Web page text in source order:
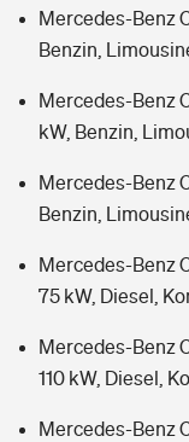
Mercedes-Benz
Benzin,
Mercedes-Benz
kW, Benzin,
Mercedes-Benz
Benzin,
Mercedes-Benz
75 kW, Diesel,
Mercedes-Benz
110 kW, Diesel,
Mercedes-Benz